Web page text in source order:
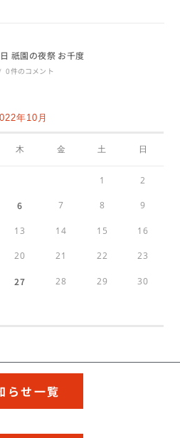
祇園の夜祭 お千度
0件のコメント
年10月
木 金 土 日
1 2
6 7 8 9
13 14 15 16
20 21 22 23
27 28 29 30
らせ一覧